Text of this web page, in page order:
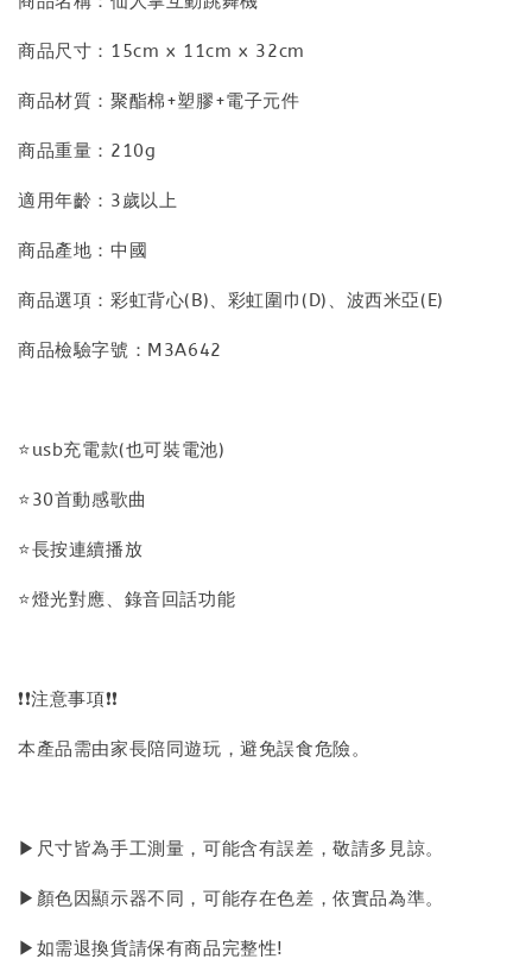
商品尺寸：15cm x 11cm x 32cm
商品材質：聚酯棉+塑膠+電子元件
商品重量：210g
適用年齡：3歲以上
商品產地：中國
商品選項：彩虹背心(B)、彩虹圍巾(D)、波西米亞(E)
商品檢驗字號：M3A642
⭐usb充電款(也可裝電池)
⭐30首動感歌曲
⭐長按連續播放
⭐燈光對應、錄音回話功能
❗❗注意事項❗❗
本產品需由家長陪同遊玩，避免誤食危險。
▶尺寸皆為手工測量，可能含有誤差，敬請多見諒。
▶顏色因顯示器不同，可能存在色差，依實品為準。
▶如需退換貨請保有商品完整性!